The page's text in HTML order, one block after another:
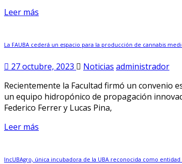
Leer más
La FAUBA cederá un espacio para la producción de cannabis
27 octubre, 2023 Noticias administrador
Recientemente la Facultad firmó un convenio
un equipo hidropónico de propagación
Federico Ferrer y Lucas Pina,
Leer más
IncUBAgro, única incubadora de la UBA reconocida como entidad